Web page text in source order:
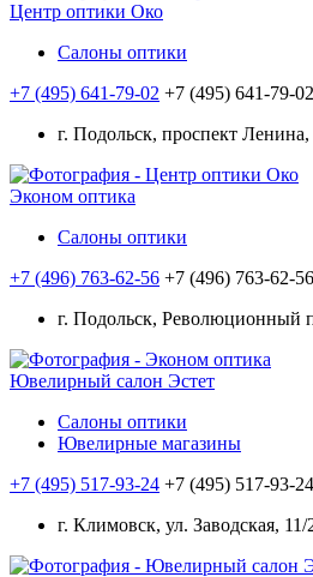
Центр оптики Око
Салоны оптики
+7 (495) 641-79-02 +7 (495) 641-79-02
г. Подольск, проспект Ленина,
Эконом оптика
Салоны оптики
+7 (496) 763-62-56 +7 (496) 763-62-56
г. Подольск, Революционный
Ювелирный салон Эстет
Салоны оптики
Ювелирные магазины
+7 (495) 517-93-24 +7 (495) 517-93-24
г. Климовск, ул. Заводская, 11/